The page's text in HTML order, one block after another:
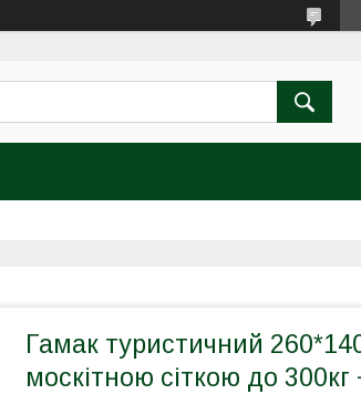
Гамак туристичний
москітною сіткою до 300кг